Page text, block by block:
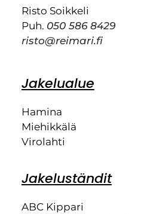
Risto Soikkeli
Puh. 050 586 8429
risto@reimari.fi
Jakelualue
Hamina
Miehikkälä
Virolahti
Jakeluständit
ABC Kippari